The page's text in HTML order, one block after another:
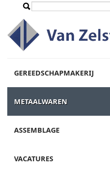
Overslaan en naar de inhoud gaan
Zoekveld
GEREEDSCHAPMAKERIJ
METAALWAREN
ASSEMBLAGE
VACATURES